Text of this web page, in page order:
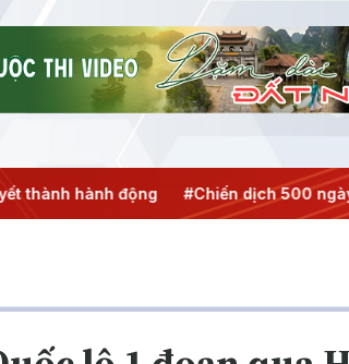
hành động #Chiến dịch 500 ngày đêm